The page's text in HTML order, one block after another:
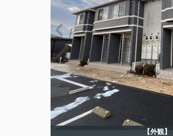
【外観】